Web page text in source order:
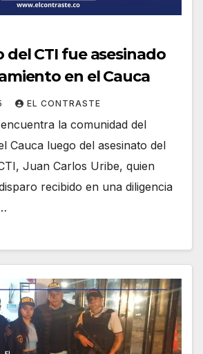
del CTI fue asesinado
en el Cauca
EL CONTRASTE
la comunidad del
Cauca luego del asesinato del
Juan Carlos Uribe, quien
recibido en una diligencia